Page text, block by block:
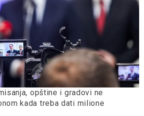
opštine i gradovi ne
kada treba dati milione